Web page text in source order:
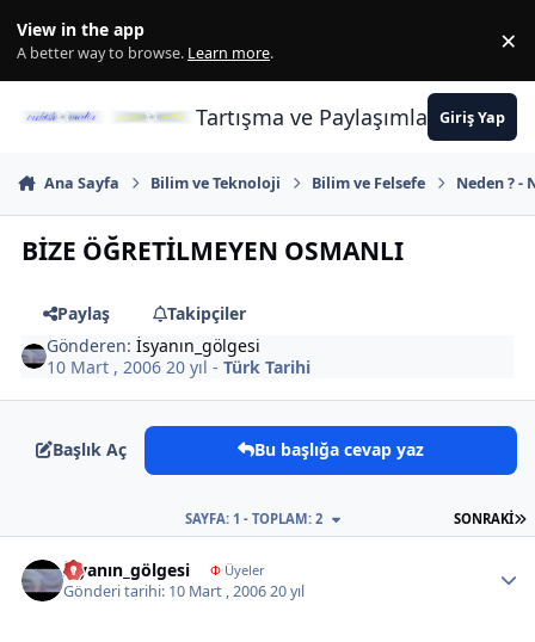
View in the app
A better way to browse. Learn more. ×
Tartışma ve PaylaşımlarınGiriş Yap
Ana Sayfa Bilim ve Teknoloji Bilim ve Felsefe Neden ? -
BİZE ÖĞRETİLMEYEN OSMANLI
Paylaş
Takipçiler
Gönderen:İsyanın_gölgesi
10 Mart , 2006 20 yıl -Türk Tarihi
Başlık Aç Bu başlığa cevap yaz
SONRAKI
SAYFA: 1 - TOPLAM: 2
İsyanın_gölgesi ΦÜyeler
Gönderi tarihi: 10 Mart , 200620 yıl